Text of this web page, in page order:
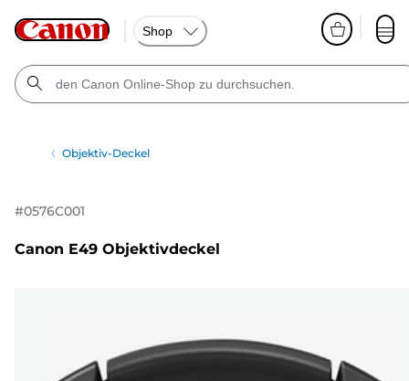
Shop
Objektiv-Deckel
#0576C001
Canon E49 Objektivdeckel